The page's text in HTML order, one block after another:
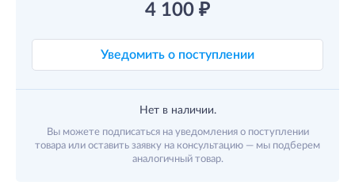
4 100 ₽
Уведомить о поступлении
Нет в наличии.
Вы можете подписаться на уведомления о поступлении
товара или оставить заявку на консультацию — мы подберем
аналогичный товар.